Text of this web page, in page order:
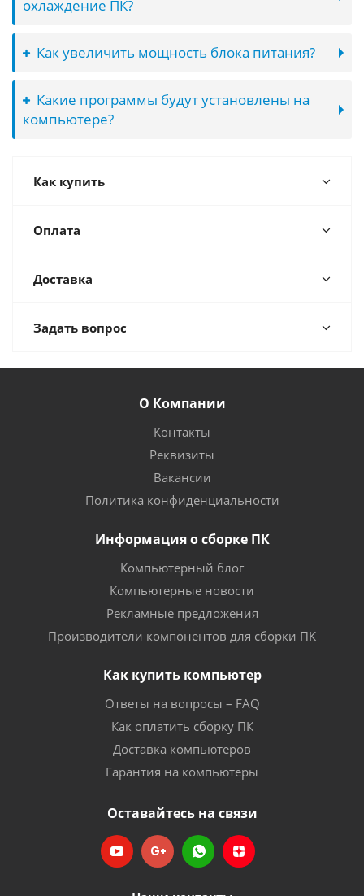
охлаждение ПК?
Как увеличить мощность блока питания?
Какие программы будут установлены на
компьютере?
Как купить
Оплата
Доставка
Задать вопрос
О Компании
Контакты
Реквизиты
Вакансии
Политика конфиденциальности
Информация о сборке ПК
Компьютерный блог
Компьютерные новости
Рекламные предложения
Производители компонентов для сборки ПК
Как купить компьютер
Ответы на вопросы – FAQ
Как оплатить сборку ПК
Доставка компьютеров
Гарантия на компьютеры
Оставайтесь на связи